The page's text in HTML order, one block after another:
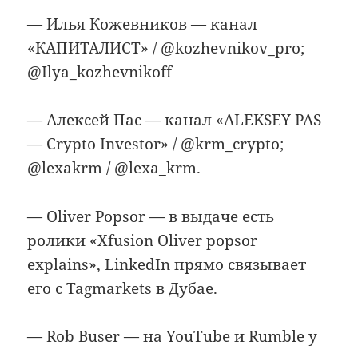
— Илья Кожевников — канал
«КАПИТАЛИСТ» / @kozhevnikov_pro;
@Ilya_kozhevnikoff
— Алексей Пас — канал «ALEKSEY PAS
— Crypto Investor» / @krm_crypto;
@lexakrm / @lexa_krm.
— Oliver Popsor — в выдаче есть
ролики «Xfusion Oliver popsor
explains», LinkedIn прямо связывает
его с Tagmarkets в Дубае.
— Rob Buser — на YouTube и Rumble у